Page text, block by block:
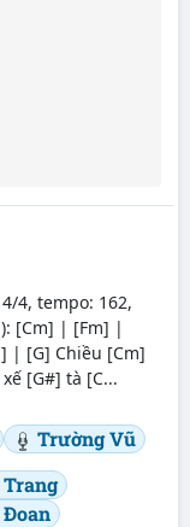
4, tempo: 162,
[Cm] | [Fm] |
| [G] Chiều [Cm]
[G#] tà [C...
Trường Vũ